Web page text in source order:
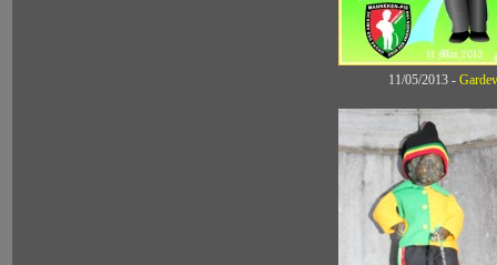
11/05/2013 -